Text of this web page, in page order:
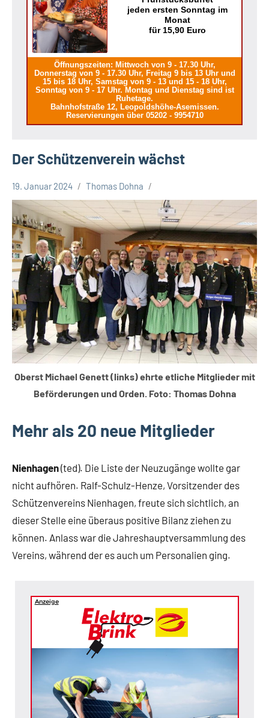
jeden ersten Sonntag im
Monat
für 15,90 Euro
Öffnungszeiten: Mittwoch von 9 - 17.30 Uhr,
Donnerstag von 9 - 17.30 Uhr, Freitag 9 bis 13 Uhr und
15 bis 18 Uhr, Samstag von 9 - 13 und 15 - 18 Uhr,
Sonntag von 9 - 17 Uhr. Montag und Dienstag sind ist
Ruhetage.
Bahnhofstraße 12, Leopoldshöhe-Asemissen.
Reservierungen über 05202 - 9954710
Der Schützenverein wächst
Leopoldshöhe
Themen
19. Januar 2024 Thomas Dohna
Oberst Michael Genett (links) ehrte etliche Mitglieder mit
Beförderungen und Orden. Foto: Thomas Dohna
Mehr als 20 neue Mitglieder
Nienhagen(ted). Die Liste der Neuzugänge wollte gar
nicht aufhören. Ralf-Schulz-Henze, Vorsitzender des
Schützenvereins Nienhagen, freute sich sichtlich, an
dieser Stelle eine überaus positive Bilanz ziehen zu
können. Anlass war die Jahreshauptversammlung des
Vereins, während der es auch um Personalien ging.
Anzeige